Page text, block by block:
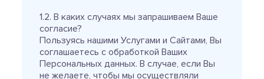
1.2. В каких случаях мы запрашиваем Ваше
согласие?
Пользуясь нашими Услугами и Сайтами, Вы
соглашаетесь с обработкой Ваших
Персональных данных. В случае, если Вы
не желаете, чтобы мы осуществляли